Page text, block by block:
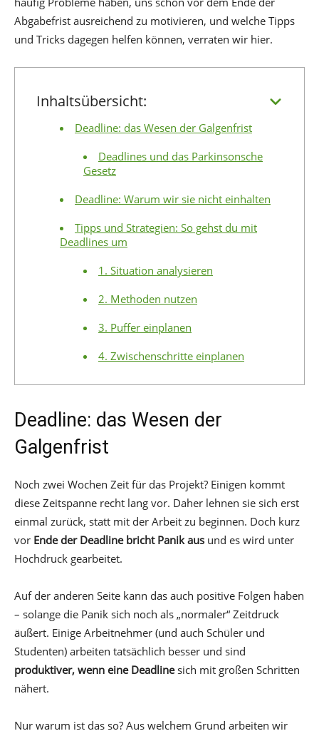
Abgabefrist ausreichend zu motivieren, und welche Tipps
und Tricks dagegen helfen können, verraten wir hier.
Inhaltsübersicht:
Deadline: das Wesen der Galgenfrist
Deadlines und das Parkinsonsche
Gesetz
Deadline: Warum wir sie nicht einhalten
Tipps und Strategien: So gehst du mit
Deadlines um
1. Situation analysieren
2. Methoden nutzen
3. Puffer einplanen
4. Zwischenschritte einplanen
Deadline: das Wesen der
Galgenfrist
Noch zwei Wochen Zeit für das Projekt? Einigen kommt
diese Zeitspanne recht lang vor. Daher lehnen sie sich erst
einmal zurück, statt mit der Arbeit zu beginnen. Doch kurz
vor Ende der Deadline bricht Panik aus und es wird unter
Hochdruck gearbeitet.
Auf der anderen Seite kann das auch positive Folgen haben
– solange die Panik sich noch als „normaler“ Zeitdruck
äußert. Einige Arbeitnehmer (und auch Schüler und
Studenten) arbeiten tatsächlich besser und sind
produktiver, wenn eine Deadlinesich mit großen Schritten
nähert.
Nur warum ist das so? Aus welchem Grund arbeiten wir